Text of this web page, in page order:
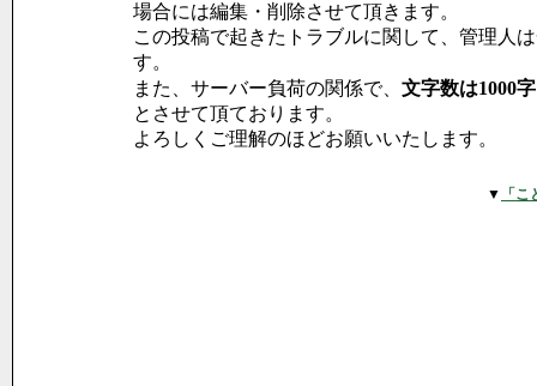
場合には編集・削除させて頂きます。
この投稿で起きたトラブルに関して、管理人
す。
また、サーバー負荷の関係で、 文字数は1000
とさせて頂ております。
よろしくご理解のほどお願いいたします。
▼ 「